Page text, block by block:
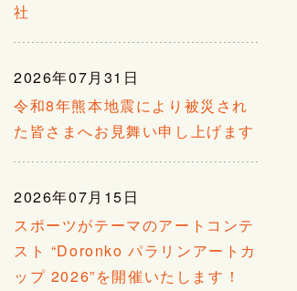
社
2026年07月31日
令和8年熊本地震により被災され
た皆さまへお見舞い申し上げます
2026年07月15日
スポーツがテーマのアートコンテ
スト “Doronko パラリンアートカ
ップ 2026”を開催いたします！